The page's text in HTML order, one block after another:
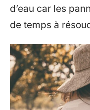
d’eau car les
de temps à